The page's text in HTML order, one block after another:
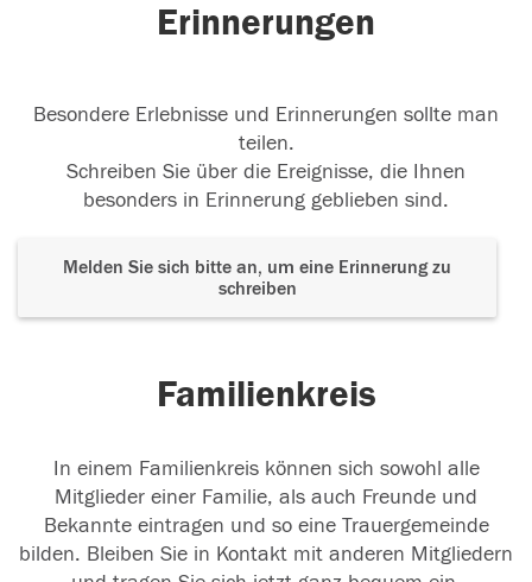
Erinnerungen
Besondere Erlebnisse und Erinnerungen sollte man
teilen.
Schreiben Sie über die Ereignisse, die Ihnen
besonders in Erinnerung geblieben sind.
Melden Sie sich bitte an, um eine Erinnerung zu
schreiben
Familienkreis
In einem Familienkreis können sich sowohl alle
Mitglieder einer Familie, als auch Freunde und
Bekannte eintragen und so eine Trauergemeinde
bilden. Bleiben Sie in Kontakt mit anderen Mitgliedern